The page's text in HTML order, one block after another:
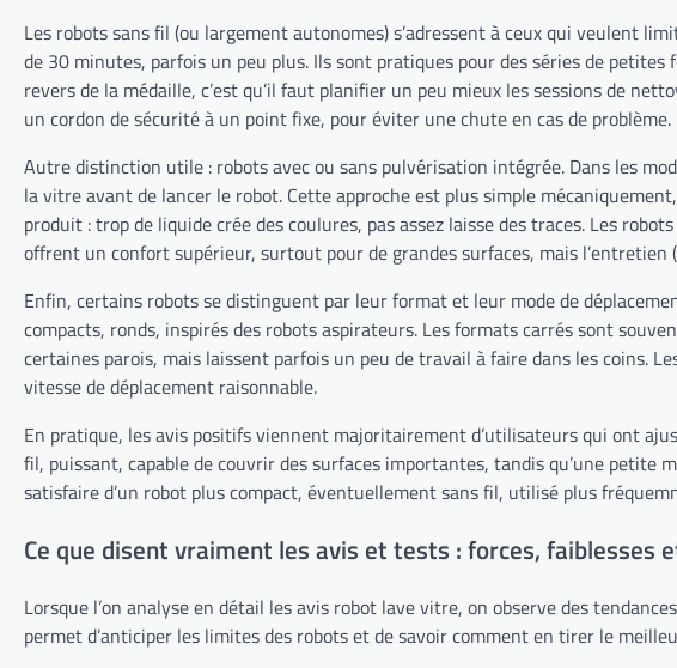
Les robots sans fil (ou largement autonomes) s’adressent à ceux qui veulent
de 30 minutes, parfois un peu plus. Ils sont pratiques pour des séries de
revers de la médaille, c’est qu’il faut planifier un peu mieux les sessions de
un cordon de sécurité à un point fixe, pour éviter une chute en cas de problème.
Autre distinction utile : robots avec ou sans pulvérisation intégrée. Dans les
la vitre avant de lancer le robot. Cette approche est plus simple
produit : trop de liquide crée des coulures, pas assez laisse des traces. Les
offrent un confort supérieur, surtout pour de grandes surfaces, mais
Enfin, certains robots se distinguent par leur format et leur mode de
compacts, ronds, inspirés des robots aspirateurs. Les formats carrés sont
certaines parois, mais laissent parfois un peu de travail à faire dans les coins.
vitesse de déplacement raisonnable.
En pratique, les avis positifs viennent majoritairement d’utilisateurs qui ont
fil, puissant, capable de couvrir des surfaces importantes, tandis qu’une petite
satisfaire d’un robot plus compact, éventuellement sans fil, utilisé plus
Ce que disent vraiment les avis et tests : forces,
Lorsque l’on analyse en détail les avis robot lave vitre, on observe des
permet d’anticiper les limites des robots et de savoir comment en tirer le